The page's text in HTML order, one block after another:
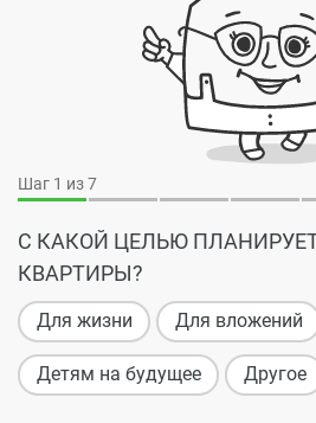
Шаг 1 из 7
С КАКОЙ ЦЕЛЬЮ
КВАРТИРЫ?
Для жизни Для вложений
Детям на будущее Другое